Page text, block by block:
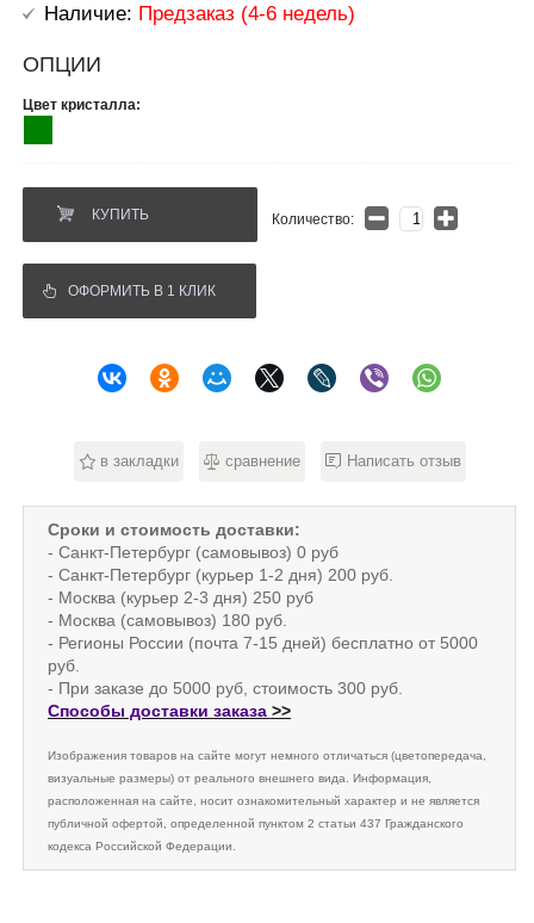
Наличие: Предзаказ (4-6 недель)
ОПЦИИ
Цвет кристалла:
КУПИТЬ Количество:
ОФОРМИТЬ В 1 КЛИК
в закладки сравнение Написать отзыв
Сроки и стоимость доставки:
- Санкт-Петербург (самовывоз) 0 руб
- Санкт-Петербург (курьер 1-2 дня) 200 руб.
- Москва (курьер 2-3 дня) 250 руб
- Москва (самовывоз) 180 руб.
- Регионы России (почта 7-15 дней) бесплатно от 5000
руб.
- При заказе до 5000 руб, стоимость 300 руб.
Способы доставки заказа >>
Изображения товаров на сайте могут немного отличаться (цветопередача,
визуальные размеры) от реального внешнего вида. Информация,
расположенная на сайте, носит ознакомительный характер и не является
публичной офертой, определенной пунктом 2 статьи 437 Гражданского
кодекса Российской Федерации.